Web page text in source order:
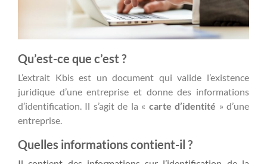
Qu’est-ce que c’est ?
L’extrait Kbis est un document qui valide l’existence
juridique d’une entreprise et donne des informations
d’identification. Il s’agit de la « carte d’identité » d’une
entreprise.
Quelles informations contient-il ?